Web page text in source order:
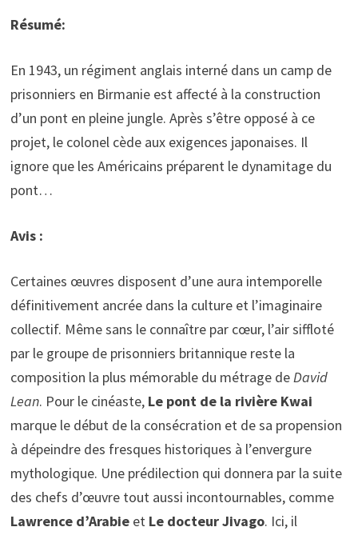
Résumé:
En 1943, un régiment anglais interné dans un camp de
prisonniers en Birmanie est affecté à la construction
d’un pont en pleine jungle. Après s’être opposé à ce
projet, le colonel cède aux exigences japonaises. Il
ignore que les Américains préparent le dynamitage du
pont…
Avis :
Certaines œuvres disposent d’une aura intemporelle
définitivement ancrée dans la culture et l’imaginaire
collectif. Même sans le connaître par cœur, l’air siffloté
par le groupe de prisonniers britannique reste la
composition la plus mémorable du métrage deDavid
Lean. Pour le cinéaste, Le pont de la rivière Kwai
marque le début de la consécration et de sa propension
à dépeindre des fresques historiques à l’envergure
mythologique. Une prédilection qui donnera par la suite
des chefs d’œuvre tout aussi incontournables, comme
Lawrence d’Arabieet Le docteur Jivago. Ici, il